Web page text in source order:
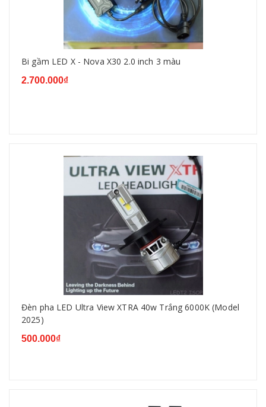
Bi gầm LED X - Nova X30 2.0 inch 3 màu
2.700.000₫
Đèn pha LED Ultra View XTRA 40w Trắng 6000K (Model
2025)
500.000₫